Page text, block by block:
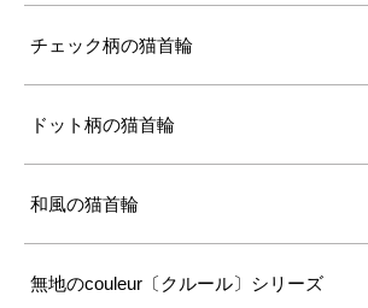
チェック柄の猫首輪
ドット柄の猫首輪
和風の猫首輪
無地のcouleur〔クルール〕シリーズ